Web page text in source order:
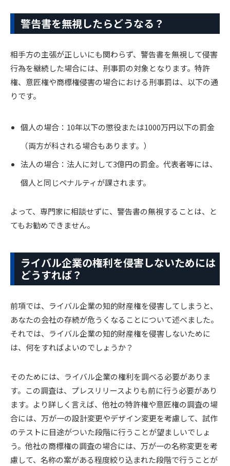
警告書を無視したらどうなる？
相手方の主張が正しいにも関わらず、警告書を無視して侵害
行為を継続した場合には、刑事罰の対象となります。特許
権、意匠権や商標権侵害の場合における刑事罰は、以下の通
りです。
個人の場合：10年以下の懲役または1000万円以下の罰金
（両方が科される場合もあります。）
法人の場合：法人に対して3億円の罰金。代表者等には、
個人と同じペナルティが課されます。
よって、専門家に相談せずに、警告書の無視することは、と
てもお勧めできません。
ライバル企業の権利を侵害しないためには
どうすれば？
前項では、ライバル企業の知的財産権を侵害してしまうと、
あなたの会社の存続が危うくなることについて述べました。
それでは、ライバル企業の知的財産権を侵害しないために
は、何をすればよいのでしょうか？
そのためには、ライバル企業の権利を調べる必要がありま
す。この調査は、プレスリリースよりも前に行う必要があり
ます。より詳しく言えば、他社の特許権や意匠権の調査の場
合には、万が一の設計変更やデザイン変更を考慮して、試作
のテストに目途がついた段階に行うことが望ましいでしょ
う。他社の商標権の調査の場合には、万が一の名称変更を考
慮して、名称の案がある程度絞り込まれた段階で行うことが